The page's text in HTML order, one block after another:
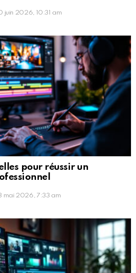
juin 2026, 10:31 am
pour réussir un
mai 2026, 7:33 am